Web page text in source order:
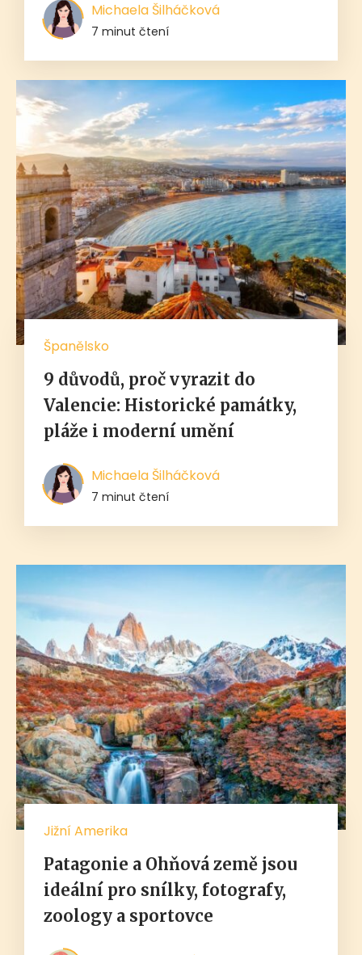
Michaela Šilháčková
7 minut čtení
Španělsko
9 důvodů, proč vyrazit do
Valencie: Historické památky,
pláže i moderní umění
Michaela Šilháčková
7 minut čtení
Jižní Amerika
Patagonie a Ohňová země jsou
ideální pro snílky, fotografy,
zoology a sportovce